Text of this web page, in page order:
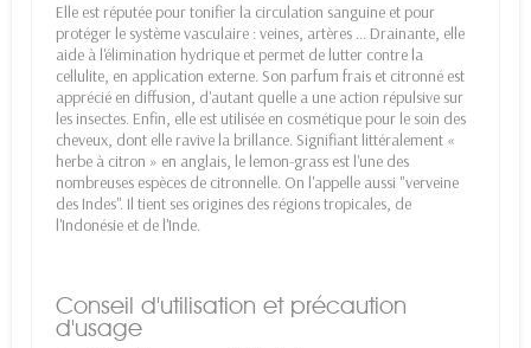
Elle est réputée pour tonifier la circulation sanguine et pour
protéger le système vasculaire : veines, artères ... Drainante, elle
aide à l'élimination hydrique et permet de lutter contre la
cellulite, en application externe. Son parfum frais et citronné est
apprécié en diffusion, d'autant quelle a une action répulsive sur
les insectes. Enfin, elle est utilisée en cosmétique pour le soin des
cheveux, dont elle ravive la brillance. Signifiant littéralement «
herbe à citron » en anglais, le lemon-grass est l'une des
nombreuses espèces de citronnelle. On l'appelle aussi "verveine
des Indes". Il tient ses origines des régions tropicales, de
l'Indonésie et de l'Inde.
Conseil d'utilisation et précaution
d'usage